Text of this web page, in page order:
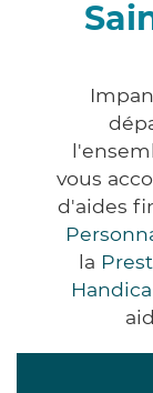
vous
d'aides
la